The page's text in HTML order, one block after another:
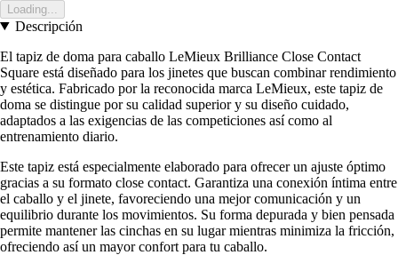
Loading...
Descripción
El tapiz de doma para caballo LeMieux Brilliance Close Contact
Square está diseñado para los jinetes que buscan combinar rendimiento
y estética. Fabricado por la reconocida marca LeMieux, este tapiz de
doma se distingue por su calidad superior y su diseño cuidado,
adaptados a las exigencias de las competiciones así como al
entrenamiento diario.
Este tapiz está especialmente elaborado para ofrecer un ajuste óptimo
gracias a su formato close contact. Garantiza una conexión íntima entre
el caballo y el jinete, favoreciendo una mejor comunicación y un
equilibrio durante los movimientos. Su forma depurada y bien pensada
permite mantener las cinchas en su lugar mientras minimiza la fricción,
ofreciendo así un mayor confort para tu caballo.